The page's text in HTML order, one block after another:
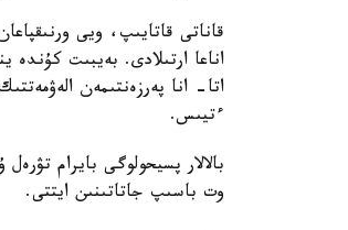
قاناتى قاتايىپ، ويى
اناعا ارتىلادى. بەيبىت كۇندە
اتا- انا پەرزەنتىمەن
ءتيىس.
بالالار پسيحولوگى بايرام
وت باسىپ جاتاتىنىن ايتتى.